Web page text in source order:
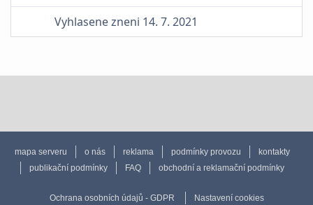
Vyhlasene zneni 14. 7. 2021
mapa serveru o nás reklama podmínky provozu
kontakty
publikační podmínky
FAQ obchodní a reklamační podmínky
Ochrana osobních údajů - GDPR Nastavení cookies